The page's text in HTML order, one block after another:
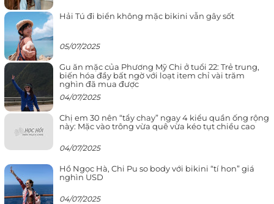
Hải Tú đi biển không mặc bikini vẫn gây sốt
05/07/2025
Gu ăn mặc của Phương Mỹ Chi ở tuổi 22: Trẻ trung,
biến hóa đầy bất ngờ với loạt item chỉ vài trăm
nghìn đã mua được
04/07/2025
Chị em 30 nên “tẩy chay” ngay 4 kiểu quần ống rộng
này: Mặc vào trông vừa quê vừa kéo tụt chiều cao
04/07/2025
Hồ Ngọc Hà, Chi Pu so body với bikini “tí hon” giá
nghìn USD
04/07/2025